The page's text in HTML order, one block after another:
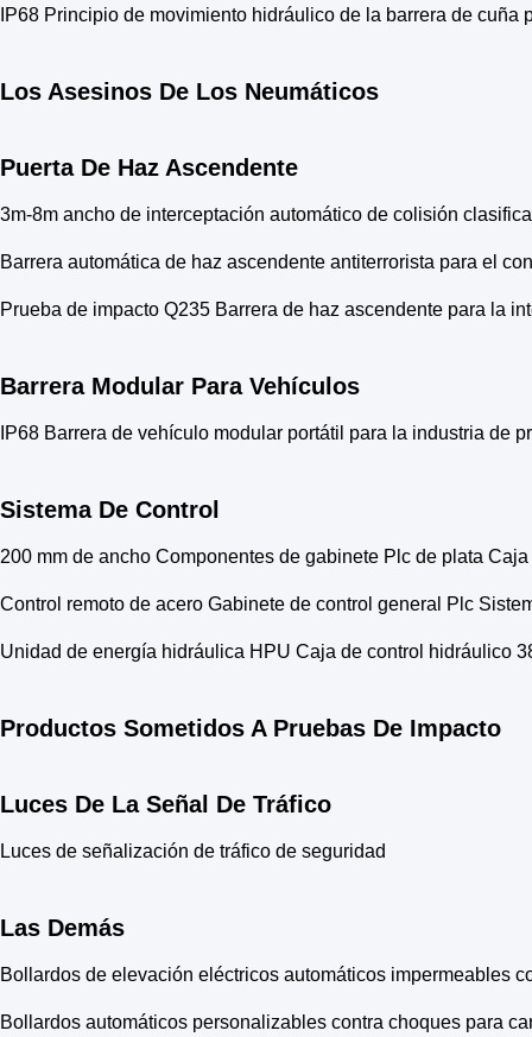
IP68 Principio de movimiento hidráulico de la barrera de
Los Asesinos De Los Neumáticos
Puerta De Haz Ascendente
3m-8m ancho de interceptación automático de colisión
Barrera automática de haz ascendente antiterrorista para el
Prueba de impacto Q235 Barrera de haz ascendente para la
Barrera Modular Para Vehículos
IP68 Barrera de vehículo modular portátil para la industria de
Sistema De Control
200 mm de ancho Componentes de gabinete Plc de plata
Control remoto de acero Gabinete de control general Plc
Unidad de energía hidráulica HPU Caja de control hidráulico
Productos Sometidos A Pruebas De Impacto
Luces De La Señal De Tráfico
Luces de señalización de tráfico de seguridad
Las Demás
Bollardos de elevación eléctricos automáticos impermeables
Bollardos automáticos personalizables contra choques para